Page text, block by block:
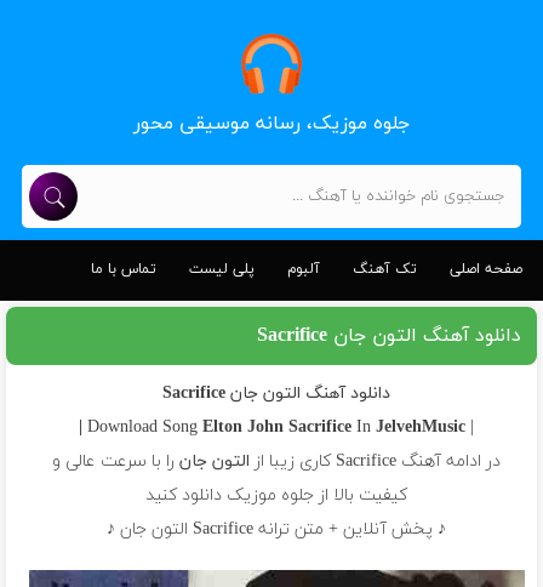
جلوه موزیک، رسانه موسیقی محور
صفحه اصلی تک آهنگ آلبوم پلی لیست تماس با ما
دانلود آهنگ التون جان Sacrifice
دانلود آهنگ التون جان Sacrifice
| Download Song
Elton John Sacrifice InJelvehMusic |
در ادامه آهنگ Sacrifice کاری زیبا از
التون جانرا با سرعت عالی و
کیفیت بالا از جلوه موزیک دانلود کنید
♪ پخش آنلاین + متن ترانه Sacrifice التون جان ♪